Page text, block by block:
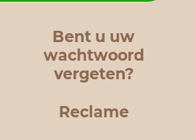
Bent u uw
wachtwoord
vergeten?
Reclame